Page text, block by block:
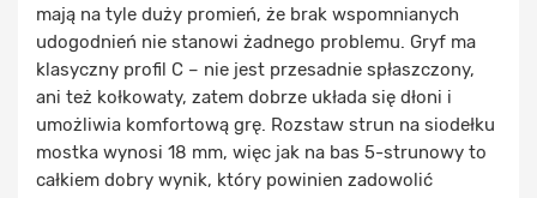
mają na tyle duży promień, że brak wspomnianych
udogodnień nie stanowi żadnego problemu. Gryf ma
klasyczny profil C – nie jest przesadnie spłaszczony,
ani też kołkowaty, zatem dobrze układa się dłoni i
umożliwia komfortową grę. Rozstaw strun na siodełku
mostka wynosi 18 mm, więc jak na bas 5-strunowy to
całkiem dobry wynik, który powinien zadowolić